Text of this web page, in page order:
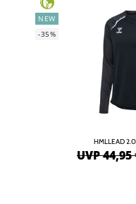
NEW
-35%
HMLLEAD
UVP 44,95